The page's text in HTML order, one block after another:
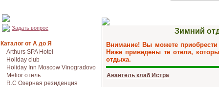
Задать вопрос
Каталог от А до Я
Arthurs SPA Hotel
Holiday club
Holiday Inn Moscow Vinogradovo
Melior отель
R.C Озерная резиденция
Зимний
Внимание! Вы можете приобрести
Ниже приведены те отели,
отдыха.
Авантель клаб Истра